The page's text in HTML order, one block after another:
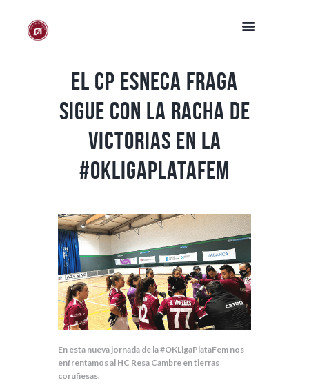
El CP Esneca Fraga
sigue con la racha de
victorias en la
#OKLigaPlataFem
En esta nueva jornada de la #OKLigaPlataFem nos
enfrentamos al HC Resa Cambre en tierras
coruñesas.